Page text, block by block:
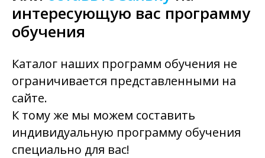
интересующую вас программу
обучения
Каталог наших программ обучения не
ограничивается представленными на
сайте.
К тому же мы можем составить
индивидуальную программу обучения
специально для вас!